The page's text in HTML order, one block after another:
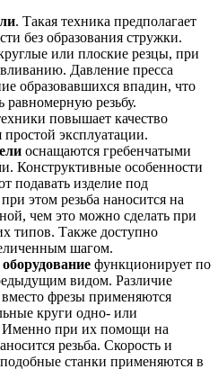
. Такая техника предполагает
без образования стружки.
или плоские резцы, при
Давление пресса
образовавшихся впадин, что
равномерную резьбу.
повышает качество
эксплуатации.
оснащаются гребенчатыми
Конструктивные особенности
подавать изделие под
этом резьба наносится на
чем это можно сделать при
типов. Также доступно
шагом.
функционирует по
видом. Различие
вместо фрезы применяются
круги одно- или
Именно при их помощи на
резьба. Скорость и
станки применяются в